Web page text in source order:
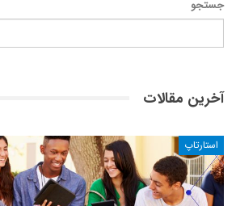
جستجو
آخرین مقالات
استارتاپ